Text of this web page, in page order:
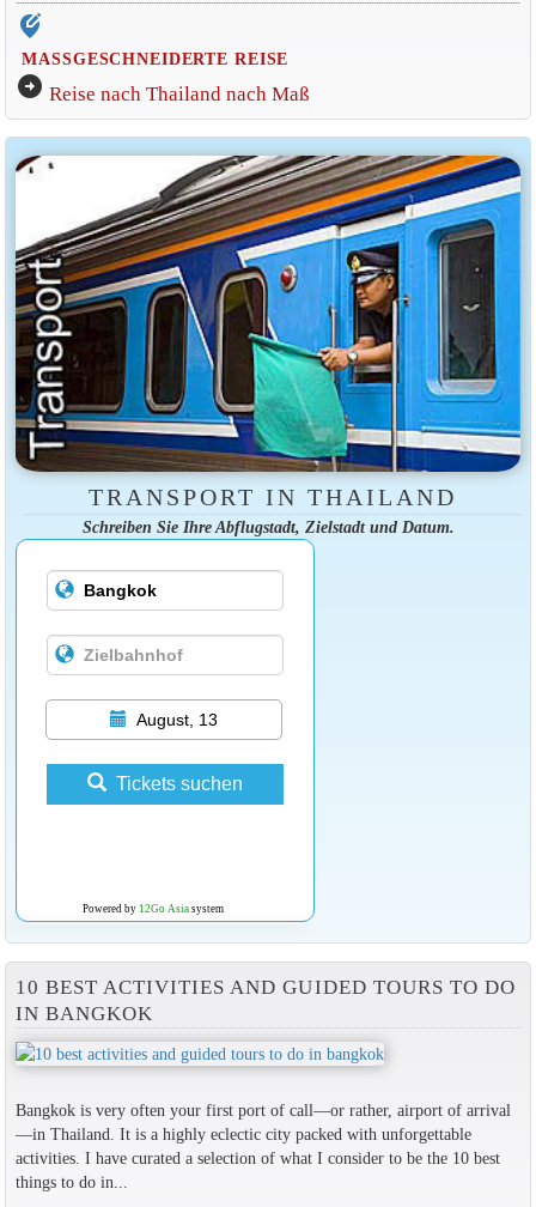
edit_location_alt
MASSGESCHNEIDERTE REISE
arrow_circle_right Reise nach Thailand nach Maß
TRANSPORT IN THAILAND
Schreiben Sie Ihre Abflugstadt, Zielstadt und Datum.
August, 13
Tickets suchen
Powered by 12Go Asiasystem
10 BEST ACTIVITIES AND GUIDED TOURS TO DO
IN BANGKOK
Bangkok is very often your first port of call—or rather, airport of arrival
—in Thailand. It is a highly eclectic city packed with unforgettable
activities. I have curated a selection of what I consider to be the 10 best
things to do in...